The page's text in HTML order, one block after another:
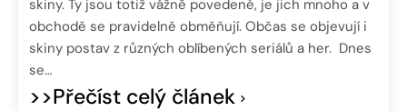
skiny. Ty jsou totiž vážně povedené, je jich mnoho a v
obchodě se pravidelně obměňují. Občas se objevují i
skiny postav z různých oblíbených seriálů a her. Dnes
se…
>>Přečíst celý článek